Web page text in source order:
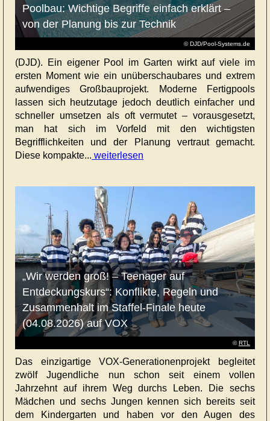
© DJD/Pool-Systems.de
Poolbau: Wichtige Begriffe einfach erklärt –
von der Planung bis zur Technik
(DJD). Ein eigener Pool im Garten wirkt auf viele im
ersten Moment wie ein unüberschaubares und extrem
aufwendiges Großbauprojekt. Moderne Fertigpools
lassen sich heutzutage jedoch deutlich einfacher und
schneller umsetzen als oft vermutet – vorausgesetzt,
man hat sich im Vorfeld mit den wichtigsten
Begrifflichkeiten und der Planung vertraut gemacht.
Diese kompakte... weiterlesen
©RTL
„Wir werden groß! – Teenager auf
Entdeckungskurs“: Konflikte, Regeln und
Zusammenhalt im Staffel-Finale heute
(04.08.2026) auf VOX
Das einzigartige VOX-Generationenprojekt begleitet
zwölf Jugendliche nun schon seit einem vollen
Jahrzehnt auf ihrem Weg durchs Leben. Die sechs
Mädchen und sechs Jungen kennen sich bereits seit
dem Kindergarten und haben vor den Augen des